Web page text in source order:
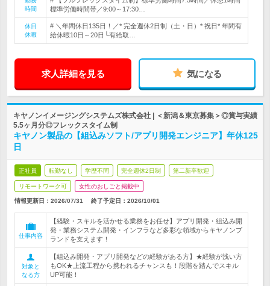
時間
標準労働時間帯／9:00～17:30…
休日
休暇
# ＼年間休日135日！／* 完全週休2日制（土・日）* 祝日* 年間有
給休暇10日～20日└有給取…
求人詳細を見る 気になる
キヤノンイメージングシステムズ株式会社 | ＜新潟＆東京募集＞◎賞与実績
5.5ヶ月分◎フレックスタイム制
キヤノン製品の【組込みソフト/アプリ開発エンジニア】年休125
日
正社員 転勤なし 学歴不問 完全週休2日制 第二新卒歓迎
リモートワーク可 女性のおしごと掲載中
情報更新日：2026/07/31 終了予定日： 2026/10/01
仕事内容
【経験・スキルを活かせる業務をお任せ】アプリ開発・組込み開
発・業務システム開発・インフラなど多彩な領域からキヤノンブ
ランドを支えます！
対象と
なる方
【組込み開発・アプリ開発などの経験がある方】★経験が浅い方
もOK★上流工程から携われるチャンスも！段階を踏んでスキル
UP可能！